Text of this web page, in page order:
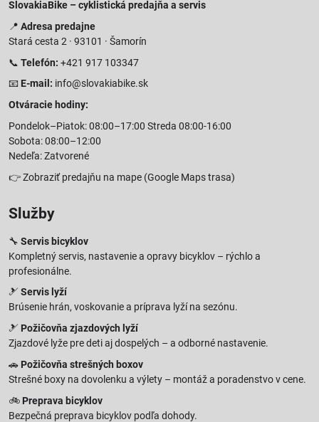
SlovakiaBike – cyklistická predajňa a servis
📍 Adresa predajne
Stará cesta 2 · 93101 · Šamorín
📞 Telefón: +421 917 103347
📧 E-mail: info@slovakiabike.sk
Otváracie hodiny:
Pondelok–Piatok: 08:00–17:00 Streda 08:00-16:00
Sobota: 08:00–12:00
Nedeľa: Zatvorené
👉Zobraziť predajňu na mape (Google Maps trasa)
Služby
🔧 Servis bicyklov
Kompletný servis, nastavenie a opravy bicyklov – rýchlo a
profesionálne.
🎿 Servis lyží
Brúsenie hrán, voskovanie a príprava lyží na sezónu.
🎿 Požičovňa zjazdových lyží
Zjazdové lyže pre deti aj dospelých – a odborné nastavenie.
🚗 Požičovňa strešných boxov
Strešné boxy na dovolenku a výlety – montáž a poradenstvo v cene.
🚲 Preprava bicyklov
Bezpečná preprava bicyklov podľa dohody.